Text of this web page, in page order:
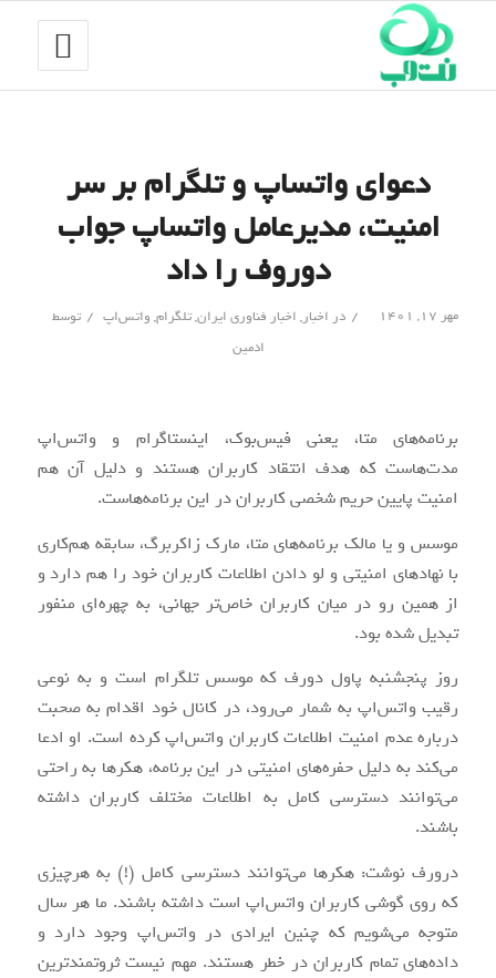
دعوای واتساپ و تلگرام بر سر
امنیت، مدیرعامل واتساپ جواب
دوروف را داد
مهر ۱۷, ۱۴۰۱ / در اخبار, اخبار فناوری ایران,تلگرام, واتس‌اپ / توسط
ادمین
برنامه‌های متا، یعنی فیس‌بوک، اینستاگرام و واتس‌اپ
مدت‌هاست که هدف انتقاد کاربران هستند و دلیل آن هم
امنیت پایین حریم شخصی کاربران در این برنامه‌هاست.
موسس و یا مالک برنامه‌های متا، مارک زاکربرگ، سابقه هم‌کاری
با نهادهای امنیتی و لو دادن اطلاعات کاربران خود را هم دارد و
از همین رو در میان کاربران خاص‌تر جهانی، به چهره‌ای منفور
تبدیل شده بود.
روز پنجشنبه پاول دورف که موسس تلگرام است و به نوعی
رقیب واتس‌اپ به شمار می‌‌رود، در کانال خود اقدام به صحبت
درباره عدم امنیت اطلاعات کاربران واتس‌اپ کرده است. او ادعا
می‌کند به دلیل حفره‌های امنیتی در این برنامه، هکرها به راحتی
می‌توانند دسترسی کامل به اطلاعات مختلف کاربران داشته
باشند.
درورف نوشت: هکرها می‌توانند دسترسی کامل (!) به هرچیزی
که روی گوشی کاربران واتس‌اپ است داشته باشند. ما هر سال
متوجه می‌شویم که چنین ایرادی در واتس‌اپ وجود دارد و
داده‌های تمام کاربران در خطر هستند. مهم نیست ثروتمندترین